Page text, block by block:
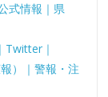
式情報｜県
Twitter｜
）｜警報・注